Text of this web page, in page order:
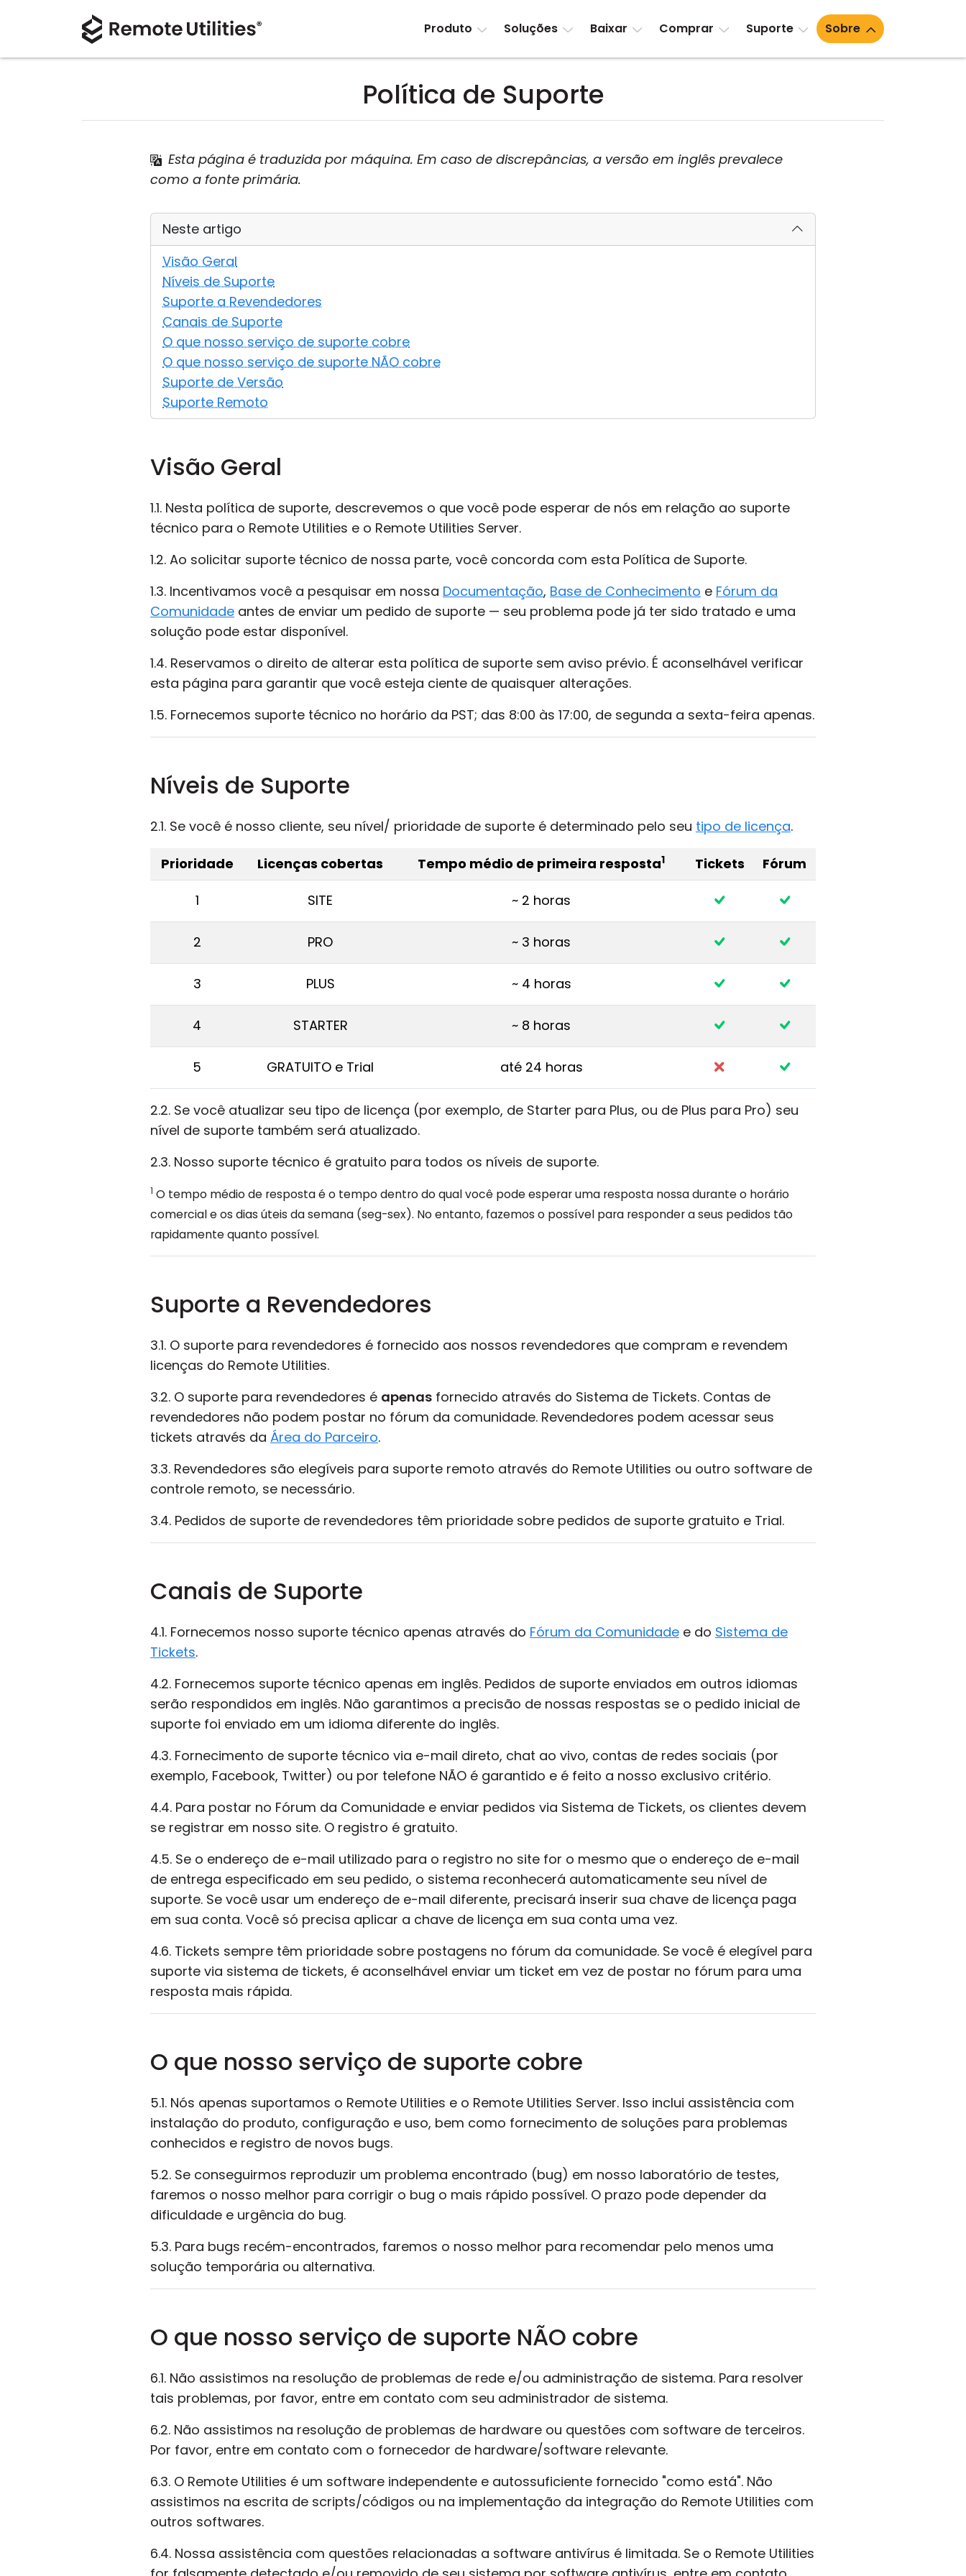
Produto Soluções Baixar Comprar Suporte Sobre
Política de Suporte
Esta página é traduzida por máquina. Em caso de discrepâncias, a versão em inglês prevalece
como a fonte primária.
Neste artigo
Visão Geral
Níveis de Suporte
Suporte a Revendedores
Canais de Suporte
O que nosso serviço de suporte cobre
O que nosso serviço de suporte NÃO cobre
Suporte de Versão
Suporte Remoto
Visão Geral
1.1. Nesta política de suporte, descrevemos o que você pode esperar de nós em relação ao suporte
técnico para o Remote Utilities e o Remote Utilities Server.
1.2. Ao solicitar suporte técnico de nossa parte, você concorda com esta Política de Suporte.
1.3. Incentivamos você a pesquisar em nossa Documentação, Base de Conhecimento e Fórum da
Comunidade antes de enviar um pedido de suporte — seu problema pode já ter sido tratado e uma
solução pode estar disponível.
1.4. Reservamos o direito de alterar esta política de suporte sem aviso prévio. É aconselhável verificar
esta página para garantir que você esteja ciente de quaisquer alterações.
1.5. Fornecemos suporte técnico no horário da PST; das 8:00 às 17:00, de segunda a sexta-feira apenas.
Níveis de Suporte
2.1. Se você é nosso cliente, seu nível/ prioridade de suporte é determinado pelo seu tipo de licença.
Prioridade Licenças cobertas Tempo médio de primeira resposta1 Tickets Fórum
1 SITE ~ 2 horas
2 PRO ~ 3 horas
3 PLUS ~ 4 horas
4 STARTER ~ 8 horas
5 GRATUITO e Trial até 24 horas
2.2. Se você atualizar seu tipo de licença (por exemplo, de Starter para Plus, ou de Plus para Pro) seu
nível de suporte também será atualizado.
2.3. Nosso suporte técnico é gratuito para todos os níveis de suporte.
1 O tempo médio de resposta é o tempo dentro do qual você pode esperar uma resposta nossa durante o horário
comercial e os dias úteis da semana (seg-sex). No entanto, fazemos o possível para responder a seus pedidos tão
rapidamente quanto possível.
Suporte a Revendedores
3.1. O suporte para revendedores é fornecido aos nossos revendedores que compram e revendem
licenças do Remote Utilities.
3.2. O suporte para revendedores é apenas fornecido através do Sistema de Tickets. Contas de
revendedores não podem postar no fórum da comunidade. Revendedores podem acessar seus
tickets através da Área do Parceiro.
3.3. Revendedores são elegíveis para suporte remoto através do Remote Utilities ou outro software de
controle remoto, se necessário.
3.4. Pedidos de suporte de revendedores têm prioridade sobre pedidos de suporte gratuito e Trial.
Canais de Suporte
4.1. Fornecemos nosso suporte técnico apenas através do Fórum da Comunidade e do Sistema de
Tickets.
4.2. Fornecemos suporte técnico apenas em inglês. Pedidos de suporte enviados em outros idiomas
serão respondidos em inglês. Não garantimos a precisão de nossas respostas se o pedido inicial de
suporte foi enviado em um idioma diferente do inglês.
4.3. Fornecimento de suporte técnico via e-mail direto, chat ao vivo, contas de redes sociais (por
exemplo, Facebook, Twitter) ou por telefone NÃO é garantido e é feito a nosso exclusivo critério.
4.4. Para postar no Fórum da Comunidade e enviar pedidos via Sistema de Tickets, os clientes devem
se registrar em nosso site. O registro é gratuito.
4.5. Se o endereço de e-mail utilizado para o registro no site for o mesmo que o endereço de e-mail
de entrega especificado em seu pedido, o sistema reconhecerá automaticamente seu nível de
suporte. Se você usar um endereço de e-mail diferente, precisará inserir sua chave de licença paga
em sua conta. Você só precisa aplicar a chave de licença em sua conta uma vez.
4.6. Tickets sempre têm prioridade sobre postagens no fórum da comunidade. Se você é elegível para
suporte via sistema de tickets, é aconselhável enviar um ticket em vez de postar no fórum para uma
resposta mais rápida.
O que nosso serviço de suporte cobre
5.1. Nós apenas suportamos o Remote Utilities e o Remote Utilities Server. Isso inclui assistência com
instalação do produto, configuração e uso, bem como fornecimento de soluções para problemas
conhecidos e registro de novos bugs.
5.2. Se conseguirmos reproduzir um problema encontrado (bug) em nosso laboratório de testes,
faremos o nosso melhor para corrigir o bug o mais rápido possível. O prazo pode depender da
dificuldade e urgência do bug.
5.3. Para bugs recém-encontrados, faremos o nosso melhor para recomendar pelo menos uma
solução temporária ou alternativa.
O que nosso serviço de suporte NÃO cobre
6.1. Não assistimos na resolução de problemas de rede e/ou administração de sistema. Para resolver
tais problemas, por favor, entre em contato com seu administrador de sistema.
6.2. Não assistimos na resolução de problemas de hardware ou questões com software de terceiros.
Por favor, entre em contato com o fornecedor de hardware/software relevante.
6.3. O Remote Utilities é um software independente e autossuficiente fornecido "como está". Não
assistimos na escrita de scripts/códigos ou na implementação da integração do Remote Utilities com
outros softwares.
6.4. Nossa assistência com questões relacionadas a software antivírus é limitada. Se o Remote Utilities